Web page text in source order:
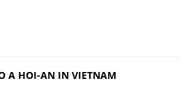
A HOI-AN IN VIETNAM